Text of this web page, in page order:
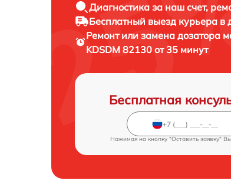
Диагностика за наш счет,
Бесплатный выезд курьера в
Ремонт или замена дозатора
KDSDM 82130 от 35 минут
Бесплатная
Нажимая на кнопку "Оставить заявку"